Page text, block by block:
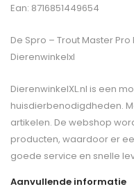
Ean: 8716851449654
De Spro – Trout Master Pro
Dierenwinkelxl
DierenwinkelXL.nl is een
huisdierbenodigdheden.
artikelen. De webshop
producten, waardoor er
goede service en snelle
Aanvullende informatie